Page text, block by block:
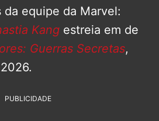
da equipe da Marvel:
Kang estreia em de
Guerras Secretas,
PUBLICIDADE